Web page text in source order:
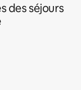
des séjours